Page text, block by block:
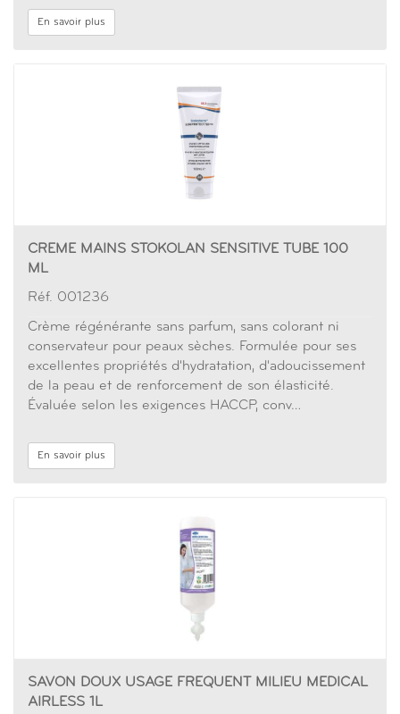
En savoir plus
CREME MAINS STOKOLAN SENSITIVE TUBE 100
ML
Réf. 001236
Crème régénérante sans parfum, sans colorant ni
conservateur pour peaux sèches. Formulée pour ses
excellentes propriétés d'hydratation, d'adoucissement
de la peau et de renforcement de son élasticité.
Évaluée selon les exigences HACCP, conv…
En savoir plus
SAVON DOUX USAGE FREQUENT MILIEU MEDICAL
AIRLESS 1L